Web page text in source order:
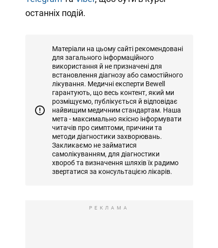
останніх подій.
Матеріали на цьому сайті рекомендовані
для загального інформаційного
використання й не призначені для
встановлення діагнозу або самостійного
лікування. Медичні експерти Bewell
гарантують, що весь контент, який ми
розміщуємо, публікується й відповідає
найвищим медичним стандартам. Наша
мета - максимально якісно інформувати
читачів про симптоми, причини та
методи діагностики захворювань.
Закликаємо не займатися
самолікуванням, для діагностики
хвороб та визначення шляхів їх радимо
звертатися за консультацією лікарів.
РЕКЛАМА